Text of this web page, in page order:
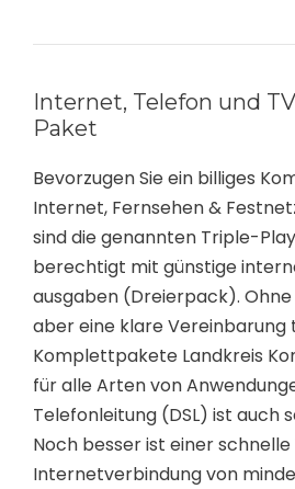
Internet, Telefon und
Paket
Bevorzugen Sie ein billiges
Internet, Fernsehen &
sind die genannten Triple-
berechtigt mit günstige
ausgaben (Dreierpack).
aber eine klare Vereinbarung
Komplettpakete Landkreis
für alle Arten von
Telefonleitung (DSL) ist auch
Noch besser ist einer schnelle
Internetverbindung von